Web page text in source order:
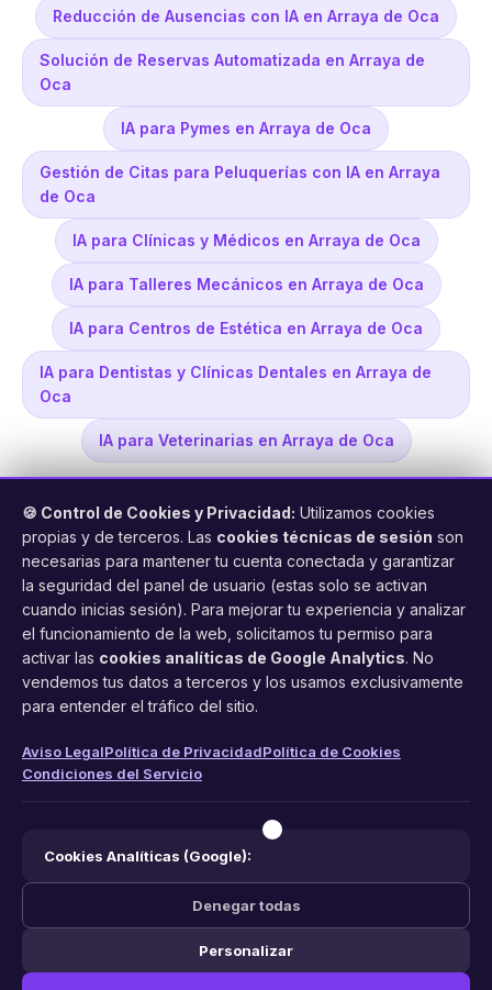
Reducción de Ausencias con IA en Arraya de Oca
Solución de Reservas Automatizada en Arraya de
Oca
IA para Pymes en Arraya de Oca
Gestión de Citas para Peluquerías con IA en Arraya
de Oca
IA para Clínicas y Médicos en Arraya de Oca
IA para Talleres Mecánicos en Arraya de Oca
IA para Centros de Estética en Arraya de Oca
IA para Dentistas y Clínicas Dentales en Arraya de
Oca
IA para Veterinarias en Arraya de Oca
FacilCita
Asistente inteligente de citas por teléfono y WhatsApp.
Gestión profesional de agenda con IA para tu negocio.
Funciones
Aviso Legal
© 2026 FacilCita — Un servicio dePC64 Servicios Informaticos.
🍪 Control de Cookies y Privacidad: Utilizamos cookies
propias y de terceros. Las cookies técnicas de sesión son
necesarias para mantener tu cuenta conectada y garantizar
la seguridad del panel de usuario (estas solo se activan
cuando inicias sesión). Para mejorar tu experiencia y analizar
el funcionamiento de la web, solicitamos tu permiso para
activar las cookies analíticas de Google Analytics. No
vendemos tus datos a terceros y los usamos exclusivamente
para entender el tráfico del sitio.
Aviso LegalPolítica de PrivacidadPolítica de Cookies
Condiciones del Servicio
Cookies Analíticas (Google):
Denegar todas
Personalizar